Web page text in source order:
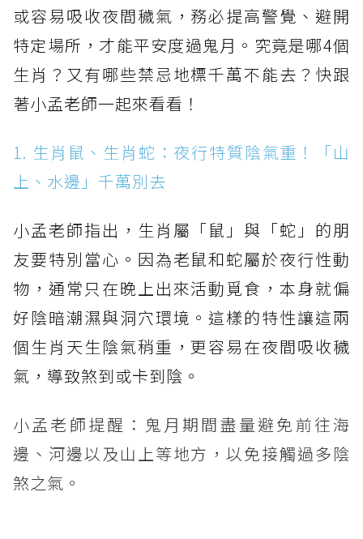
或容易吸收夜間穢氣，務必提高警覺、避開
特定場所，才能平安度過鬼月。究竟是哪4個
生肖？又有哪些禁忌地標千萬不能去？快跟
著小孟老師一起來看看！
1. 生肖鼠、生肖蛇：夜行特質陰氣重！「山
上、水邊」千萬別去
小孟老師指出，生肖屬「鼠」與「蛇」的朋
友要特別當心。因為老鼠和蛇屬於夜行性動
物，通常只在晚上出來活動覓食，本身就偏
好陰暗潮濕與洞穴環境。這樣的特性讓這兩
個生肖天生陰氣稍重，更容易在夜間吸收穢
氣，導致煞到或卡到陰。
小孟老師提醒：鬼月期間盡量避免前往海
邊、河邊以及山上等地方，以免接觸過多陰
煞之氣。